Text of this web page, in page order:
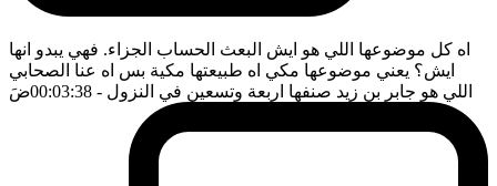
اه كل موضوعها اللي هو ايش البعث الحساب الجزاء. فهي يبدو انها
ايش؟ يعني موضوعها مكي اه طبيعتها مكية بس اه عنا الصحابي
اللي هو جابر بن زيد صنفها اربعة وتسعين في النزول - 00:03:38 ضَ